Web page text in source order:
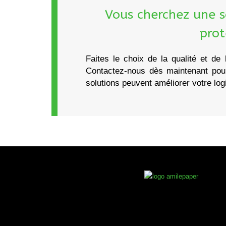
Vous cherchez
Faites le choix de la qualité et de
Contactez-nous dès maintenant
solutions peuvent améliorer votre